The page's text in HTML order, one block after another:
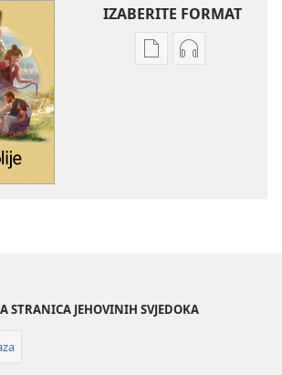
IZABERITE FORMAT
PostavkePostavke
STRANICA JEHOVINIH SVJEDOKA